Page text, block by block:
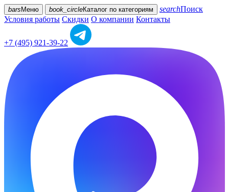
bars Меню book_circleКаталог по категориям searchПоиск
Условия работы Скидки О компании Контакты
+7 (495) 921-39-22